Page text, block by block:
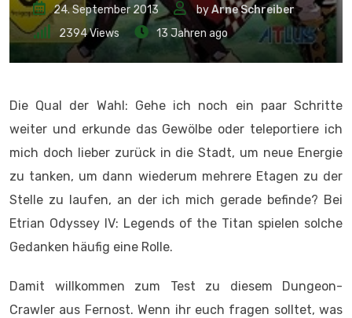
24. September 2013 byArne Schreiber
2394Views 13 Jahren ago
Die Qual der Wahl: Gehe ich noch ein paar Schritte
weiter und erkunde das Gewölbe oder teleportiere ich
mich doch lieber zurück in die Stadt, um neue Energie
zu tanken, um dann wiederum mehrere Etagen zu der
Stelle zu laufen, an der ich mich gerade befinde? Bei
Etrian Odyssey IV: Legends of the Titan spielen solche
Gedanken häufig eine Rolle.
Damit willkommen zum Test zu diesem Dungeon-
Crawler aus Fernost. Wenn ihr euch fragen solltet, was